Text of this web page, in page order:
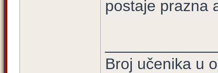
postaje prazna
Broj učenika u